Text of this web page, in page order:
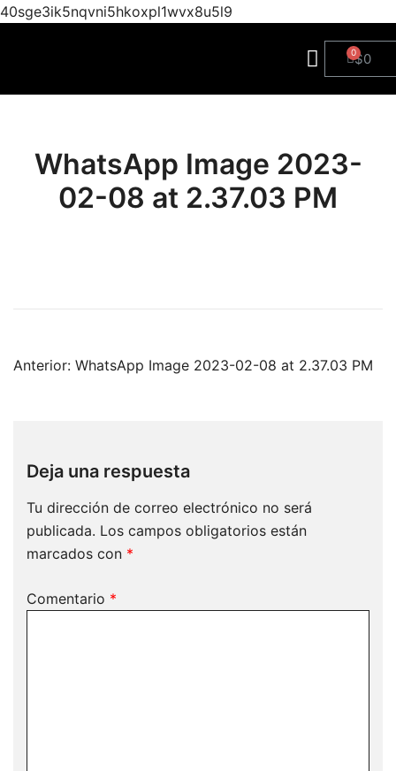
40sge3ik5nqvni5hkoxpl1wvx8u5l9
$0
WhatsApp Image 2023-
02-08 at 2.37.03 PM
Anterior: WhatsApp Image 2023-02-08 at 2.37.03 PM
Deja una respuesta
Tu dirección de correo electrónico no será
publicada. Los campos obligatorios están
marcados con *
Comentario *